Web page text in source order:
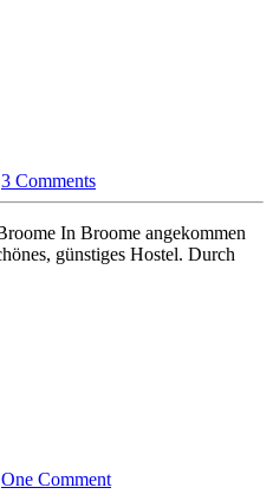
3 Comments
In Broome angekommen
günstiges Hostel. Durch
One Comment